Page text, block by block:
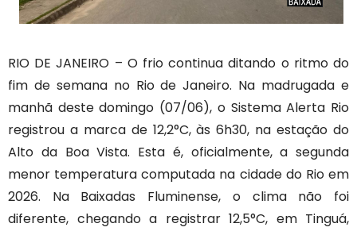
RIO DE JANEIRO – O frio continua ditando o ritmo do
fim de semana no Rio de Janeiro. Na madrugada e
manhã deste domingo (07/06), o Sistema Alerta Rio
registrou a marca de 12,2°C, às 6h30, na estação do
Alto da Boa Vista. Esta é, oficialmente, a segunda
menor temperatura computada na cidade do Rio em
2026. Na Baixadas Fluminense, o clima não foi
diferente, chegando a registrar 12,5°C, em Tinguá,